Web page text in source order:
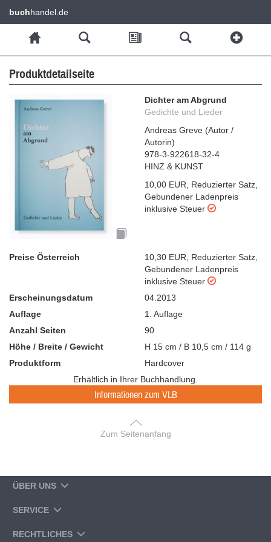
buchhandel.de
Produktdetailseite
Dichter am Abgrund
Gedichte und Lieder
Andreas Greve (Autor /
Autorin)
978-3-922618-32-4
HINZ & KUNST
10,00 EUR
Reduzierter Satz
Gebundener Ladenpreis
inklusive Steuer
Preise Österreich 10,30 EUR, Reduzierter Satz,
Gebundener Ladenpreis
inklusive Steuer
Erscheinungsdatum
04.2013
Auflage
1. Auflage
Anzahl Seiten
90
Höhe / Breite / Gewicht
H 15 cm / B 10,5 cm / 114 g
Produktform
Hardcover
Erhältlich in Ihrer Buchhandlung.
Informationen zum VLB
Zum Seitenanfang
ÜBER UNS
SERVICE
RECHTLICHES